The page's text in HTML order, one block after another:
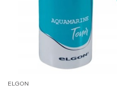
PRODUCENT
ELGON